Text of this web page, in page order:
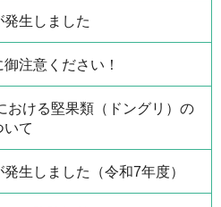
生しました
注意ください！
おける堅果類（ドングリ）の
いて
生しました（令和7年度）